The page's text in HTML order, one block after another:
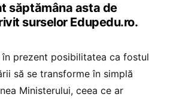
săptămâna asta de
surselor Edupedu.ro.
prezent posibilitatea ca fostul
să se transforme în simplă
Ministerului, ceea ce ar